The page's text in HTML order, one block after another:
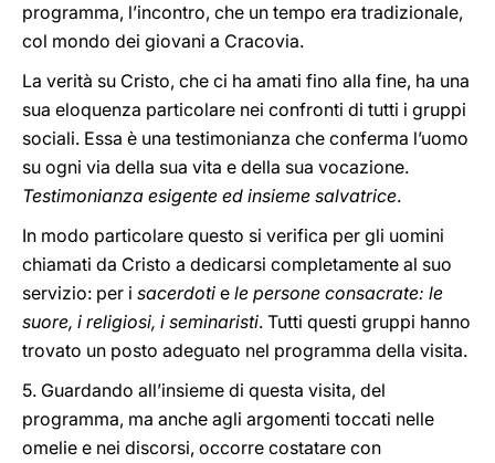
programma, l’incontro, che un tempo era tradizionale,
col mondo dei giovani a Cracovia.
La verità su Cristo, che ci ha amati fino alla fine, ha una
sua eloquenza particolare nei confronti di tutti i gruppi
sociali. Essa è una testimonianza che conferma l’uomo
su ogni via della sua vita e della sua vocazione.
Testimonianza esigente ed insieme salvatrice.
In modo particolare questo si verifica per gli uomini
chiamati da Cristo a dedicarsi completamente al suo
servizio: per i sacerdoti e le persone consacrate: le
suore, i religiosi, i seminaristi. Tutti questi gruppi hanno
trovato un posto adeguato nel programma della visita.
5. Guardando all’insieme di questa visita, del
programma, ma anche agli argomenti toccati nelle
omelie e nei discorsi, occorre costatare con